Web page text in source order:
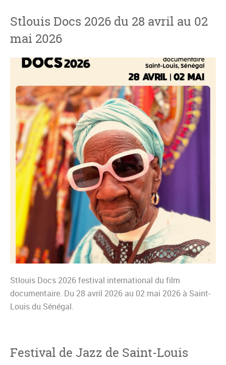
Stlouis Docs 2026 du 28 avril au 02
mai 2026
Stlouis Docs 2026 festival international du film
documentaire. Du 28 avril 2026 au 02 mai 2026 à Saint-
Louis du Sénégal.
Festival de Jazz de Saint-Louis